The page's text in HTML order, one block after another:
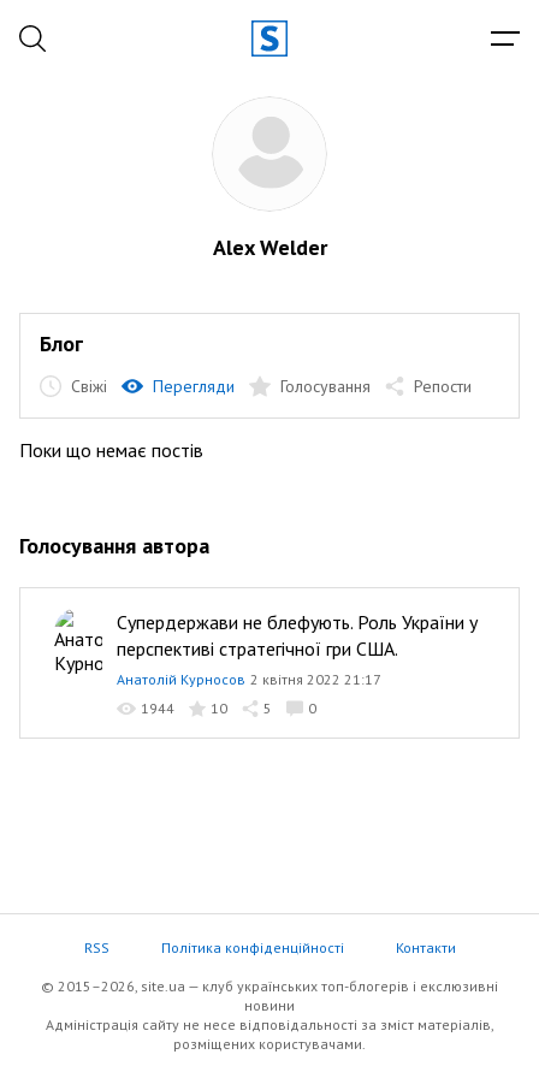
Alex Welder
Блог
Свіжі Перегляди Голосування Репости
Поки що немає постів
Голосування автора
Супердержави не блефують. Роль України у
перспективі стратегічної гри США.
Анатолій Курносов 2 квітня 2022 21:17
1944
10 5 0
RSS Політика конфіденційності Контакти
© 2015–2026, site.ua — клуб українських топ-блогерів i екслюзивнi
новини
Адміністрація сайту не несе відповідальності за зміст матеріалів,
розміщених користувачами.